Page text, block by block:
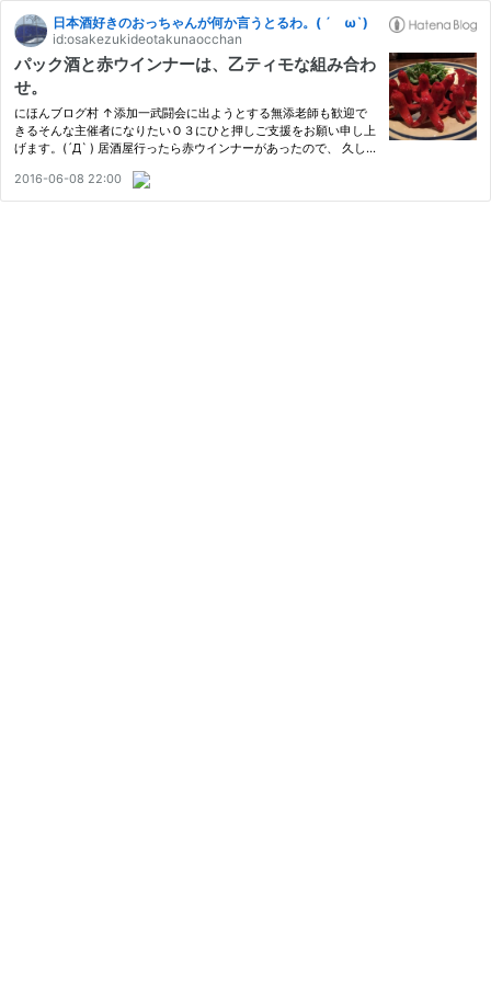
日本酒好きのおっちゃんが何か言うとるわ。( ´ ω`)
id:osakezukideotakunaocchan
パック酒と赤ウインナーは、乙ティモな組み合わ
せ。
にほんブログ村 ↑添加一武闘会に出ようとする無添老師も歓迎で
きるそんな主催者になりたいＯ３にひと押しご支援をお願い申し上
げます。(´Д` ) 居酒屋行ったら赤ウインナーがあったので、 久しぶ
佐鶴のパック酒。 ツルパック青・良等酒。 常温でいただきまし…
2016-06-08 22:00